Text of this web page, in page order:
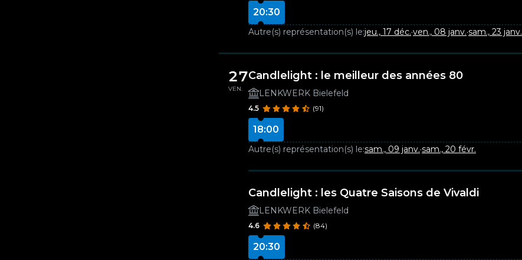
20:30
Autre(s) représentation(s) le:jeu., 17 déc.·ven., 08 janv.·sam., 23 janv.
27
VEN.
Candlelight : le meilleur des années 80
LENKWERK Bielefeld
4.5 (91)
18:00
Autre(s) représentation(s) le:sam., 09 janv.·sam., 20 févr.
Candlelight : les Quatre Saisons de Vivaldi
LENKWERK Bielefeld
4.6 (84)
20:30